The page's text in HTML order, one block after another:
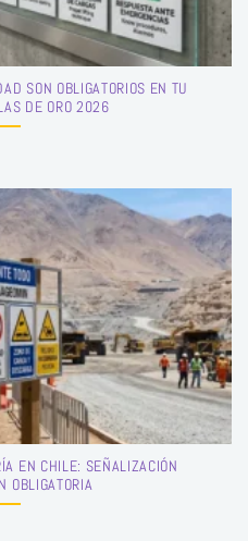
SON OBLIGATORIOS EN TU
DE ORO 2026
EN CHILE: SEÑALIZACIÓN
OBLIGATORIA